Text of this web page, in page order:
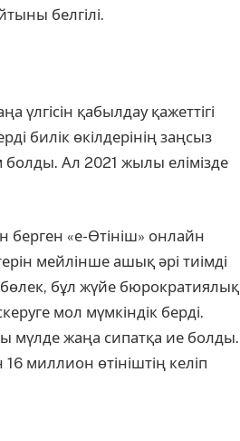
белгілі.
үлгісін қабылдау қажеттігі
билік өкілдерінің заңсыз
болды. Ал 2021 жылы елімізде
берген «е-Өтініш» онлайн
мейлінше ашық әрі тиімді
бұл жүйе бюрократиялық
мол мүмкіндік берді.
мүлде жаңа сипатқа ие болды.
миллион өтініштің келіп